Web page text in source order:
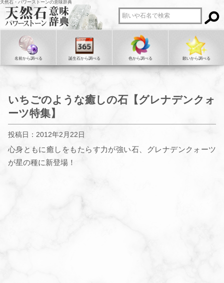
天然石・パワーストーンの意味辞典
名前から調べる 誕生石から調べる 色から調べる 願いから調べる
いちごのような癒しの石【グレナデンクォ
ーツ特集】
投稿日：2012年2月22日
心身ともに癒しをもたらす力が強い石、グレナデンクォーツ
が星の種に新登場！